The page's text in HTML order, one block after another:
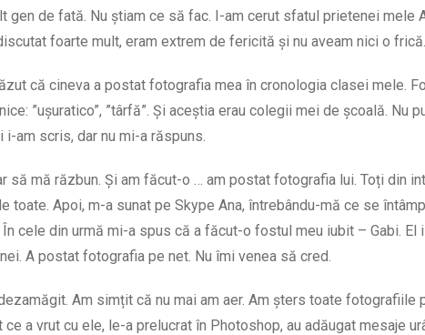
de fată. Nu știam ce să fac. I-am cerut sfatul prietenei mele
foarte mult, eram extrem de fericită și nu aveam nici o frică.
că cineva a postat fotografia mea în cronologia clasei mele.
”ușuratico”, ”târfă”. Și aceştia erau colegii mei de școală. Nu
am scris, dar nu mi-a răspuns.
să mă răzbun. Și am făcut­-o … am postat fotografia lui. Toți din
toate. Apoi, m-a sunat pe Skype Ana, întrebându-mă ce se
cele din urmă mi-a spus că a făcut-o fostul meu iubit – Gabi. El
A postat fotografia pe net. Nu îmi venea să cred.
Am simțit că nu mai am aer. Am șters toate fotografiile
a vrut cu ele, le-a prelucrat în Photoshop, au adăugat mesaje